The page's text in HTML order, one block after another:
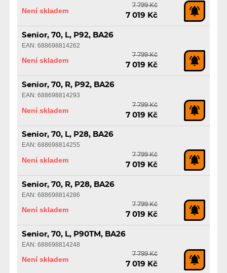
Není skladem
7 799 Kč
7 019 Kč
Senior, 70, L, P92, BA26
EAN: 688698814262
Není skladem
7 799 Kč
7 019 Kč
Senior, 70, R, P92, BA26
EAN: 688698814293
Není skladem
7 799 Kč
7 019 Kč
Senior, 70, L, P28, BA26
EAN: 688698814255
Není skladem
7 799 Kč
7 019 Kč
Senior, 70, R, P28, BA26
EAN: 688698814286
Není skladem
7 799 Kč
7 019 Kč
Senior, 70, L, P90TM, BA26
EAN: 688698814248
Není skladem
7 799 Kč
7 019 Kč